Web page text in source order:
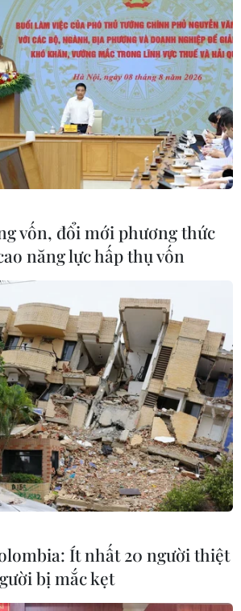
vốn, đổi mới phương thức
năng lực hấp thụ vốn
Ít nhất 20 người thiệt
bị mắc kẹt